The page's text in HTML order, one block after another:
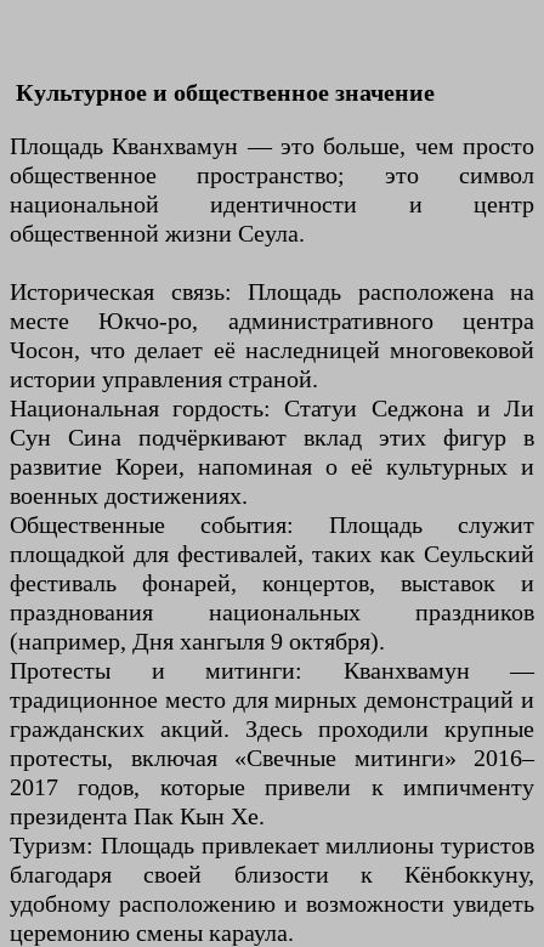
Культурное и общественное значение
Площадь Кванхвамун — это больше, чем просто
общественное пространство; это символ
национальной идентичности и центр
общественной жизни Сеула.
Историческая связь: Площадь расположена на
месте Юкчо-ро, административного центра
Чосон, что делает её наследницей многовековой
истории управления страной.
Национальная гордость: Статуи Седжона и Ли
Сун Сина подчёркивают вклад этих фигур в
развитие Кореи, напоминая о её культурных и
военных достижениях.
Общественные события: Площадь служит
площадкой для фестивалей, таких как Сеульский
фестиваль фонарей, концертов, выставок и
празднования национальных праздников
(например, Дня хангыля 9 октября).
Протесты и митинги: Кванхвамун —
традиционное место для мирных демонстраций и
гражданских акций. Здесь проходили крупные
протесты, включая «Свечные митинги» 2016–
2017 годов, которые привели к импичменту
президента Пак Кын Хе.
Туризм: Площадь привлекает миллионы туристов
благодаря своей близости к Кёнбоккуну,
удобному расположению и возможности увидеть
церемонию смены караула.